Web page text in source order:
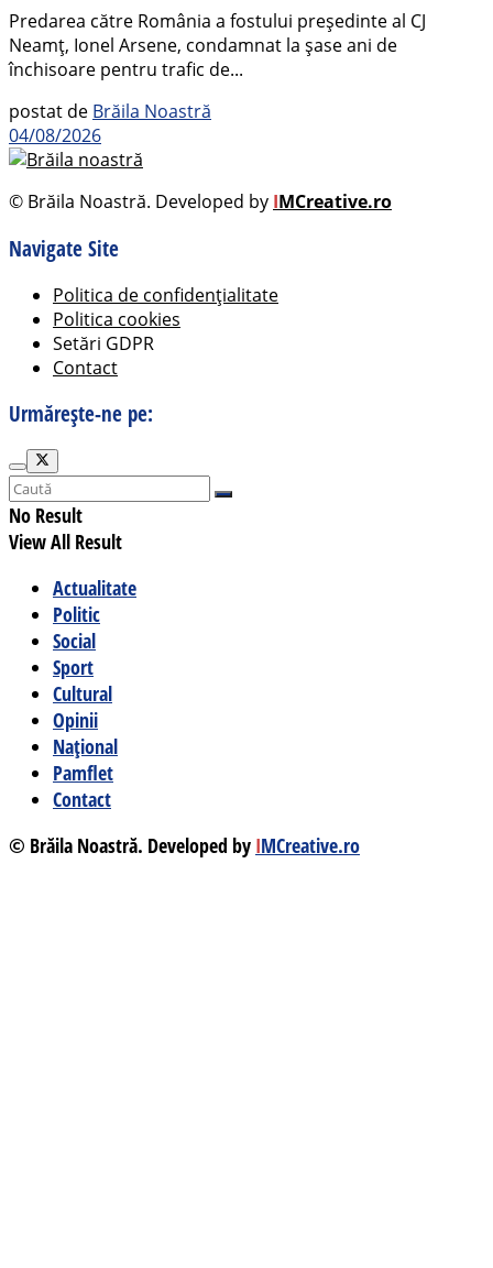
Predarea către România a fostului președinte al CJ
Neamț, Ionel Arsene, condamnat la șase ani de
închisoare pentru trafic de...
postat de Brăila Noastră
04/08/2026
© Brăila Noastră. Developed by IMCreative.ro
Navigate Site
Politica de confidențialitate
Politica cookies
Setări GDPR
Contact
Urmărește-ne pe:
No Result
View All Result
Actualitate
Politic
Social
Sport
Cultural
Opinii
Național
Pamflet
Contact
© Brăila Noastră. Developed by IMCreative.ro